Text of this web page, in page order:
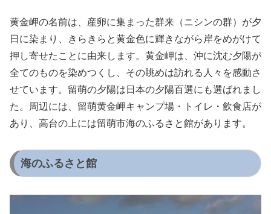
黄金岬の名前は、産卵に集まった群来（ニシンの群）が夕
日に染まり、きらきらと黄金色に輝きながら岸をめがけて
押し寄せたことに由来します。黄金岬は、沖に沈む夕陽が
全てのものを染めつくし、その眺めは訪れる人々を感動さ
せています。留萌の夕陽は日本の夕陽百選にも選ばれまし
た。周辺には、留萌黄金岬キャンプ場・トイレ・飲食店が
あり、高台の上には留萌市海のふるさと館があります。
海のふるさと館